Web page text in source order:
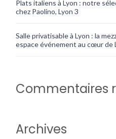
Plats italiens à Lyon : notre
chez Paolino, Lyon 3
Salle privatisable à Lyon : la
espace événement au cœur de
Commentaires
Archives